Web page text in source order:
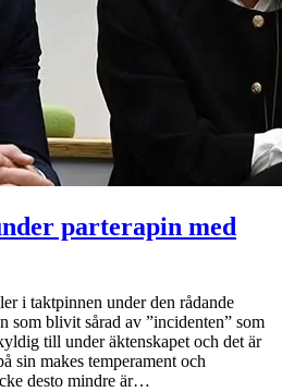
parterapin med
i taktpinnen under den rådande
som blivit sårad av ”incidenten” som
till under äktenskapet och det är
sin makes temperament och
desto mindre är…